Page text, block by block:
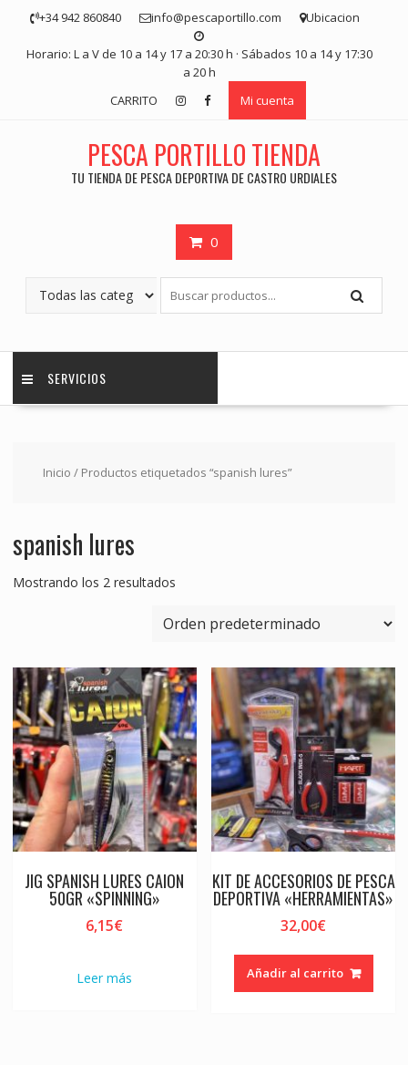
contenido
+34 942 860840 info@pescaportillo.com Ubicacion
Horario: L a V de 10 a 14 y 17 a 20:30 h · Sábados 10 a 14 y 17:30
a 20 h
CARRITO
Mi cuenta
PESCA PORTILLO TIENDA
TU TIENDA DE PESCA DEPORTIVA DE CASTRO URDIALES
0
SERVICIOS
Inicio / Productos etiquetados “spanish lures”
spanish lures
Mostrando los 2 resultados
JIG SPANISH LURES CAION
50GR «SPINNING»
6,15€
Leer más
KIT DE ACCESORIOS DE PESCA
DEPORTIVA «HERRAMIENTAS»
32,00€
Añadir al carrito